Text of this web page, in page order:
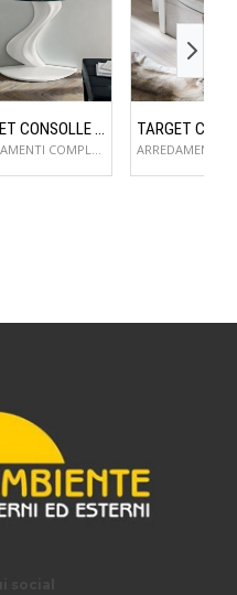
TARGET CONSOLLE FLAME
ARREDAMENTI COMPLEMENTI D'ARREDO